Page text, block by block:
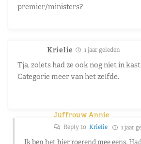
premier/ministers?
Krielie 1 jaar geleden
Tja, zoiets had ze ook nog niet in
Categorie meer van het zelfde.
Juffrouw Annie
Reply to Krielie 1 jaar
Ik ben het hier roerend mee eens.